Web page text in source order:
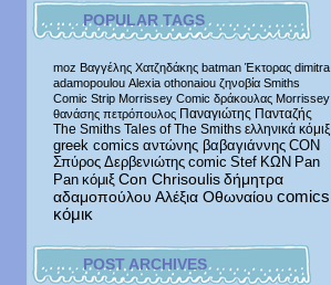
POPULAR TAGS
moz Βαγγέλης Χατζηδάκης batman Έκτορας dimitra
adamopoulou Alexia othonaiou ζηνοβία Smiths
Comic Strip Morrissey Comic δράκουλας Morrissey
θανάσης πετρόπουλος Παναγιώτης Πανταζής
The Smiths Tales of The Smiths ελληνικά κόμιξ
greek comics αντώνης βαβαγιάννης CON
Σπύρος Δερβενιώτης comic Stef ΚΩΝ Pan
Pan κόμιξ Con Chrisoulis δήμητρα
αδαμοπούλου Αλέξια Οθωναίου comics
κόμικ
POST ARCHIVES